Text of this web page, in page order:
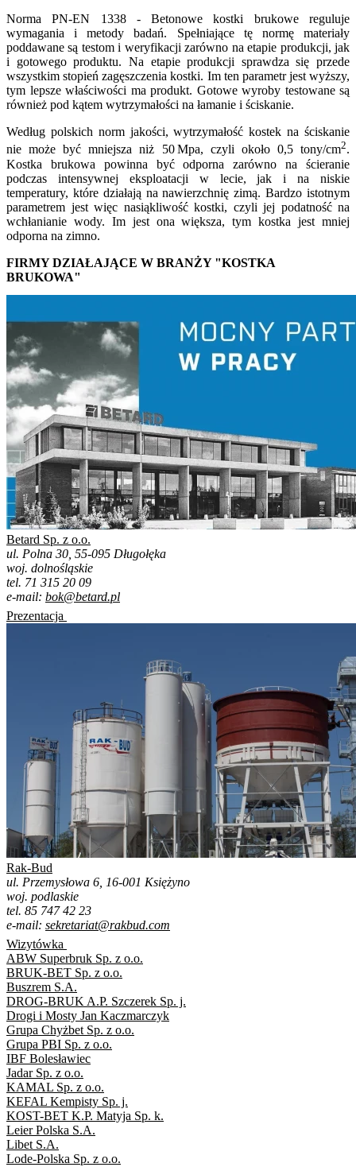
Norma PN-EN 1338 - Betonowe kostki brukowe reguluje
wymagania i metody badań. Spełniające tę normę materiały
poddawane są testom i weryfikacji zarówno na etapie produkcji, jak
i gotowego produktu. Na etapie produkcji sprawdza się przede
wszystkim stopień zagęszczenia kostki. Im ten parametr jest wyższy,
tym lepsze właściwości ma produkt. Gotowe wyroby testowane są
również pod kątem wytrzymałości na łamanie i ściskanie.
Według polskich norm jakości, wytrzymałość kostek na ściskanie
nie może być mniejsza niż 50 Mpa, czyli około 0,5 tony/cm2.
Kostka brukowa powinna być odporna zarówno na ścieranie
podczas intensywnej eksploatacji w lecie, jak i na niskie
temperatury, które działają na nawierzchnię zimą. Bardzo istotnym
parametrem jest więc nasiąkliwość kostki, czyli jej podatność na
wchłanianie wody. Im jest ona większa, tym kostka jest mniej
odporna na zimno.
FIRMY DZIAŁAJĄCE W BRANŻY "KOSTKA
BRUKOWA"
Betard Sp. z o.o.
ul. Polna 30, 55-095 Długołęka
woj. dolnośląskie
tel. 71 315 20 09
e-mail: bok@betard.pl
Prezentacja
Rak-Bud
ul. Przemysłowa 6, 16-001 Księżyno
woj. podlaskie
tel. 85 747 42 23
e-mail: sekretariat@rakbud.com
Wizytówka
ABW Superbruk Sp. z o.o.
BRUK-BET Sp. z o.o.
Buszrem S.A.
DROG-BRUK A.P. Szczerek Sp. j.
Drogi i Mosty Jan Kaczmarczyk
Grupa Chyżbet Sp. z o.o.
Grupa PBI Sp. z o.o.
IBF Bolesławiec
Jadar Sp. z o.o.
KAMAL Sp. z o.o.
KEFAL Kempisty Sp. j.
KOST-BET K.P. Matyja Sp. k.
Leier Polska S.A.
Libet S.A.
Lode-Polska Sp. z o.o.